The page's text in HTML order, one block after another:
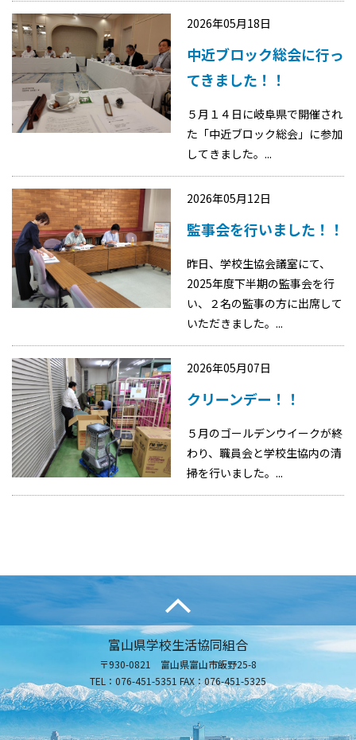
2026年05月18日
中近ブロック総会に行っ
てきました！！
５月１４日に岐阜県で開催され
た「中近ブロック総会」に参加
してきました。...
2026年05月12日
監事会を行いました！！
昨日、学校生協会議室にて、
2025年度下半期の監事会を行
い、２名の監事の方に出席して
いただきました。...
2026年05月07日
クリーンデー！！
５月のゴールデンウイークが終
わり、職員会と学校生協内の清
掃を行いました。...
富山県学校生活協同組合
〒930-0821 富山県富山市飯野25-8
TEL：076-451-5351 FAX：076-451-5325